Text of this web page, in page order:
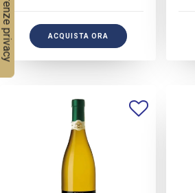
ACQUISTA ORA